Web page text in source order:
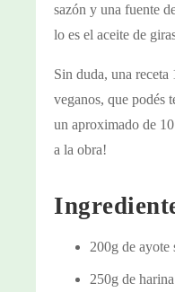
sazón y una fuente
lo es el aceite de
Sin duda, una receta
veganos, que podés
un aproximado de
a la obra!
200g de ayote
250g de